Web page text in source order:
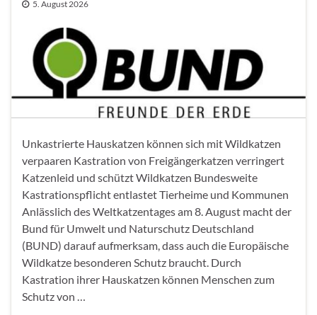
5. August 2026
Unkastrierte Hauskatzen können sich mit Wildkatzen
verpaaren Kastration von Freigängerkatzen verringert
Katzenleid und schützt Wildkatzen Bundesweite
Kastrationspflicht entlastet Tierheime und Kommunen
Anlässlich des Weltkatzentages am 8. August macht der
Bund für Umwelt und Naturschutz Deutschland
(BUND) darauf aufmerksam, dass auch die Europäische
Wildkatze besonderen Schutz braucht. Durch
Kastration ihrer Hauskatzen können Menschen zum
Schutz von …